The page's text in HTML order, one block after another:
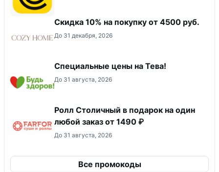
Скидка 10% на покупку от 4500 руб.
До 31 декабря, 2026
Специальные цены на Тева!
До 31 августа, 2026
Ролл Столичный в подарок на один
любой заказ от 1490 ₽
До 31 августа, 2026
Все промокоды